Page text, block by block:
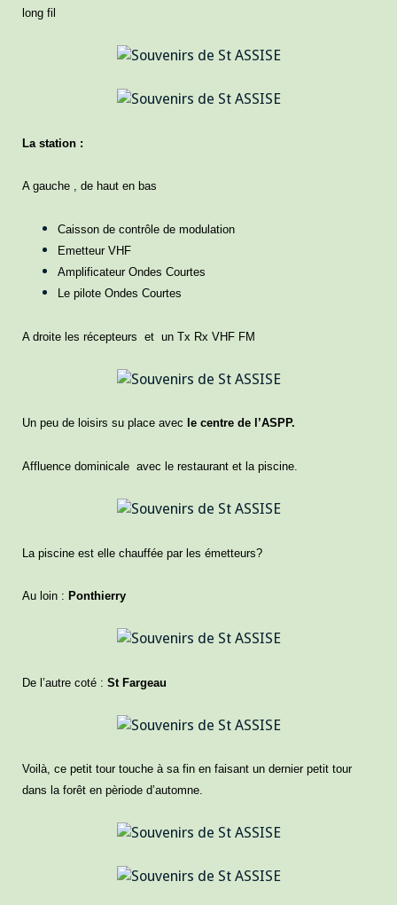
long fil
La station :
A gauche , de haut en bas
Caisson de contrôle de modulation
Emetteur VHF
Amplificateur Ondes Courtes
Le pilote Ondes Courtes
A droite les récepteurs et un Tx Rx VHF FM
Un peu de loisirs su place avec le centre de l’ASPP.
Affluence dominicale avec le restaurant et la piscine.
La piscine est elle chauffée par les émetteurs?
Au loin : Ponthierry
De l’autre coté : St Fargeau
Voilà, ce petit tour touche à sa fin en faisant un dernier petit tour
dans la forêt en pèriode d’automne.